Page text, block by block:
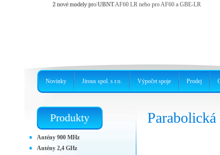
Kryt pro jednotky RBLHG
2 nové modely pro UBNT AF60 LR nebo pro AF60 a GBE-LR
Produkty
Antény 900 MHz
Antény 2,4 GHz
Novinky Jirous spol. s r.o. Výpočet spoje Prodej